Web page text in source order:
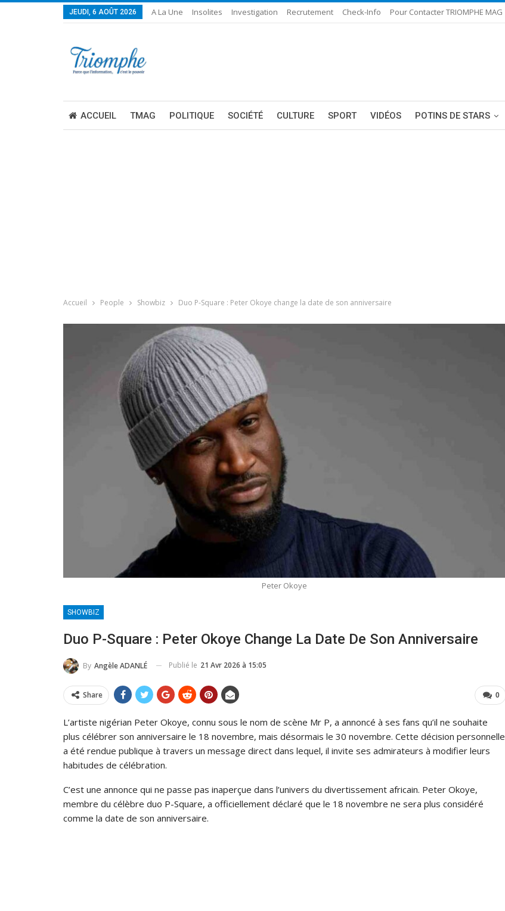
JEUDI, 6 AOÛT 2026 A La Une Insolites Investigation Recrutement Check-Info Pour Contacter TRIOMPHE MAG
ACCUEIL TMAG POLITIQUE SOCIÉTÉ CULTURE SPORT VIDÉOS POTINS DE STARS
Accueil People Showbiz Duo P-Square : Peter Okoye change la date de son anniversaire
Peter Okoye
SHOWBIZ
Duo P-Square : Peter Okoye Change La Date De Son Anniversaire
By Angèle ADANLÉ Publié le 21 Avr 2026 à 15:05
0
Share
L’artiste nigérian Peter Okoye, connu sous le nom de scène Mr P, a annoncé à ses fans qu’il ne souhaite
plus célébrer son anniversaire le 18 novembre, mais désormais le 30 novembre. Cette décision personnelle
a été rendue publique à travers un message direct dans lequel, il invite ses admirateurs à modifier leurs
habitudes de célébration.
C’est une annonce qui ne passe pas inaperçue dans l’univers du divertissement africain. Peter Okoye,
membre du célèbre duo P-Square, a officiellement déclaré que le 18 novembre ne sera plus considéré
comme la date de son anniversaire.